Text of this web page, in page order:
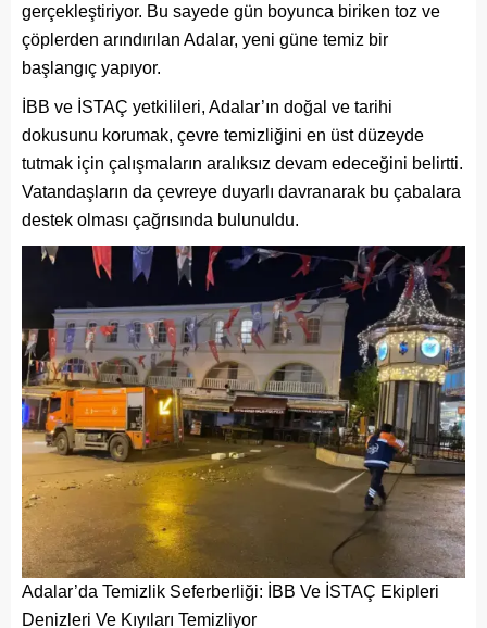
gerçekleştiriyor. Bu sayede gün boyunca biriken toz ve
çöplerden arındırılan Adalar, yeni güne temiz bir
başlangıç yapıyor.
İBB ve İSTAÇ yetkilileri, Adalar’ın doğal ve tarihi
dokusunu korumak, çevre temizliğini en üst düzeyde
tutmak için çalışmaların aralıksız devam edeceğini belirtti.
Vatandaşların da çevreye duyarlı davranarak bu çabalara
destek olması çağrısında bulunuldu.
Adalar’da Temizlik Seferberliği: İBB Ve İSTAÇ Ekipleri
Denizleri Ve Kıyıları Temizliyor